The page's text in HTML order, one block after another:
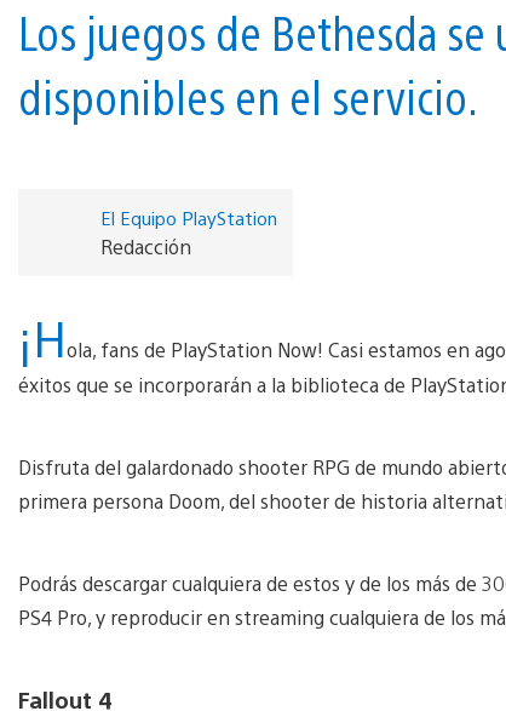
Los juegos de Bethesda
disponibles en el servicio.
El Equipo PlayStation
Redacción
¡Hola, fans de PlayStation Now! Casi estamos en
éxitos que se incorporarán a la biblioteca de
Disfruta del galardonado shooter RPG de mundo
primera persona Doom, del shooter de historia
Podrás descargar cualquiera de estos y de los más de
PS4 Pro, y reproducir en streaming cualquiera de los
Fallout 4